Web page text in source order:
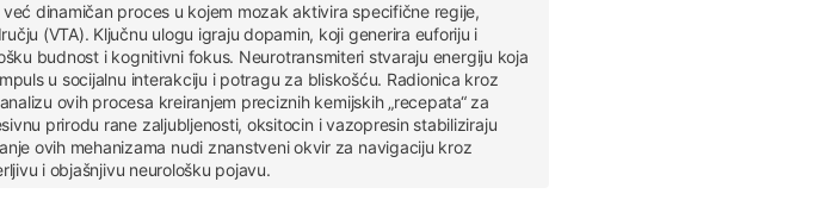
dinamičan proces u kojem mozak aktivira specifične regije,
(VTA). Ključnu ulogu igraju dopamin, koji generira euforiju i
budnost i kognitivni fokus. Neurotransmiteri stvaraju energiju koja
u socijalnu interakciju i potragu za bliskošću. Radionica kroz
ovih procesa kreiranjem preciznih kemijskih „recepata“ za
prirodu rane zaljubljenosti, oksitocin i vazopresin stabiliziraju
ovih mehanizama nudi znanstveni okvir za navigaciju kroz
i objašnjivu neurološku pojavu.